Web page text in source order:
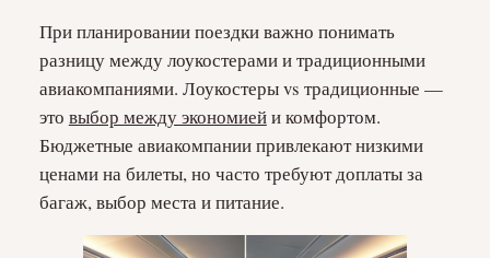
При планировании поездки важно понимать
разницу между лоукостерами и традиционными
авиакомпаниями. Лоукостеры vs традиционные —
это выбор между экономиейи комфортом.
Бюджетные авиакомпании привлекают низкими
ценами на билеты, но часто требуют доплаты за
багаж, выбор места и питание.